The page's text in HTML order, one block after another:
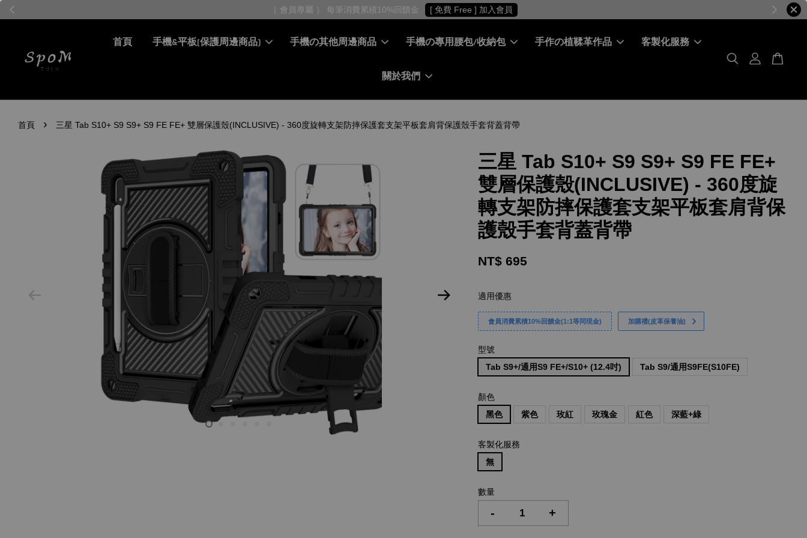
［ 會員專屬 ］ 每筆消費累積10%回饋金 [ 免費 Free ] 加入會員
首頁 手機&平板(保護周邊商品) 手機の其他周邊商品 手機の專用腰包/收納包 手作の植鞣革作品 客製化服務
關於我們
首頁 › 三星 Tab S10+ S9 S9+ S9 FE FE+ 雙層保護殼(INCLUSIVE) - 360度旋轉支架防摔保護套支架平板套肩背保護殼手套背蓋背帶
三星 Tab S10+ S9 S9+ S9 FE FE+
雙層保護殼(INCLUSIVE) - 360度旋
轉支架防摔保護套支架平板套肩背保
護殼手套背蓋背帶
NT$ 695
適用優惠
會員消費累積10%回饋金(1:1等同現金) 加購禮(皮革保養油)
型號
Tab S9+/通用S9 FE+/S10+ (12.4吋)
Tab S9/通用S9FE(S10FE)
顏色
黑色
紫色 玫紅 玫瑰金 紅色 深藍+綠
客製化服務
無
數量
- +